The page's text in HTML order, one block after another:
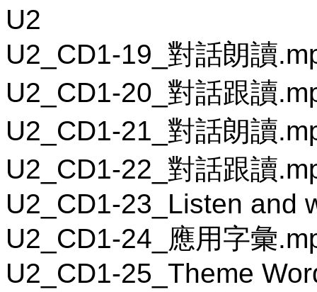
U2
U2_CD1-19_對話朗讀
U2_CD1-20_對話跟讀
U2_CD1-21_對話朗讀
U2_CD1-22_對話跟讀
U2_CD1-23_Listen and
U2_CD1-24_應用字彙
U2_CD1-25_Theme